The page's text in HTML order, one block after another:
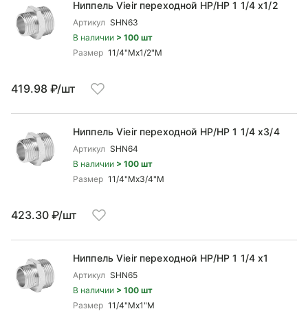
Ниппель Vieir переходной НР/НР 1 1/4 x1/2
Артикул SHN63
В наличии > 100 шт
Размер 11/4"Mx1/2"М
419.98 ₽/шт
Ниппель Vieir переходной НР/НР 1 1/4 x3/4
Артикул SHN64
В наличии > 100 шт
Размер 11/4"Mx3/4"М
423.30 ₽/шт
Ниппель Vieir переходной НР/НР 1 1/4 x1
Артикул SHN65
В наличии > 100 шт
Размер 11/4"Mx1"М